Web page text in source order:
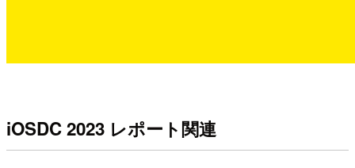
iOSDC 2023 レポート関連